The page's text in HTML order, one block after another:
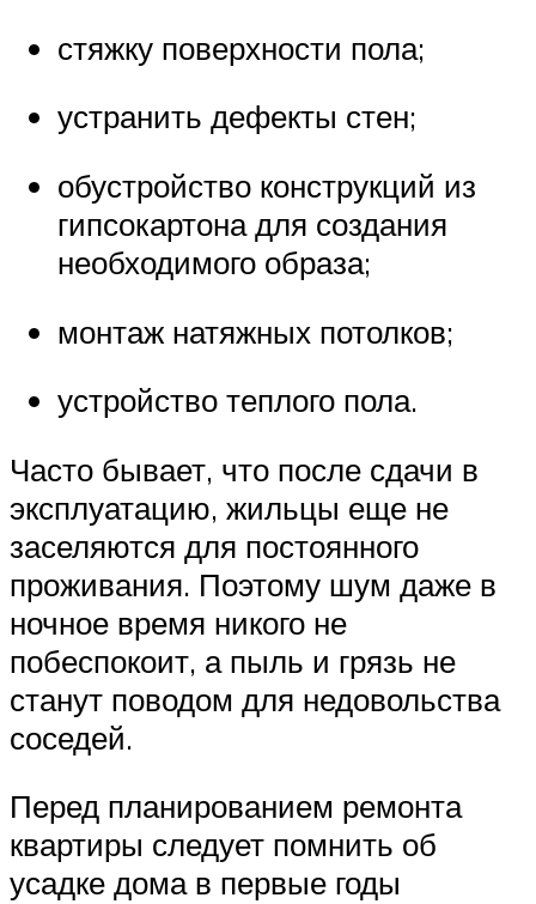
стяжку поверхности пола;
устранить дефекты стен;
обустройство конструкций из
гипсокартона для создания
необходимого образа;
монтаж натяжных потолков;
устройство теплого пола.
Часто бывает, что после сдачи в
эксплуатацию, жильцы еще не
заселяются для постоянного
проживания. Поэтому шум даже в
ночное время никого не
побеспокоит, а пыль и грязь не
станут поводом для недовольства
соседей.
Перед планированием ремонта
квартиры следует помнить об
усадке дома в первые годы